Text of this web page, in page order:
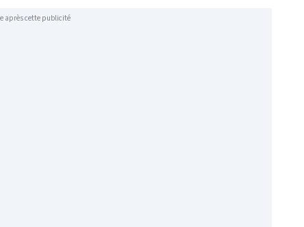
après cette publicité